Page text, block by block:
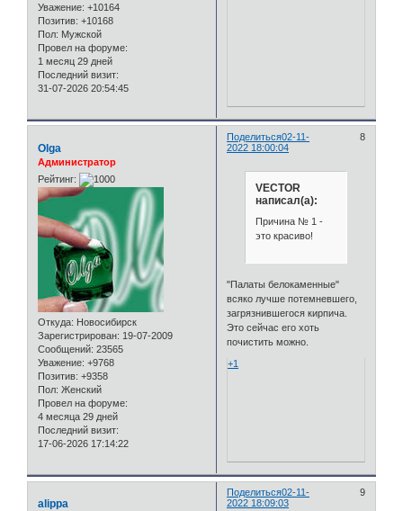
Уважение: +10164
Позитив: +10168
Пол: Мужской
Провел на форуме:
1 месяц 29 дней
Последний визит:
31-07-2026 20:54:45
Поделиться 8
02-11-
2022 18:00:04
Olga
Администратор
Рейтинг:
Откуда: Новосибирск
Зарегистрирован: 19-07-2009
Сообщений: 23565
Уважение: +9768
Позитив: +9358
Пол: Женский
Провел на форуме:
4 месяца 29 дней
Последний визит:
17-06-2026 17:14:22
VECTOR
написал(а):
Причина № 1 -
это красиво!
"Палаты белокаменные"
всяко лучше потемневшего,
загрязнившегося кирпича.
Это сейчас его хоть
почистить можно.
+1
Поделиться 9
02-11-
2022 18:09:03
alippa